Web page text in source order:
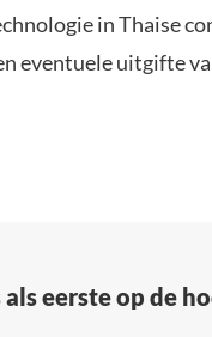
in Thaise
eventuele uitgifte
als eerste op de